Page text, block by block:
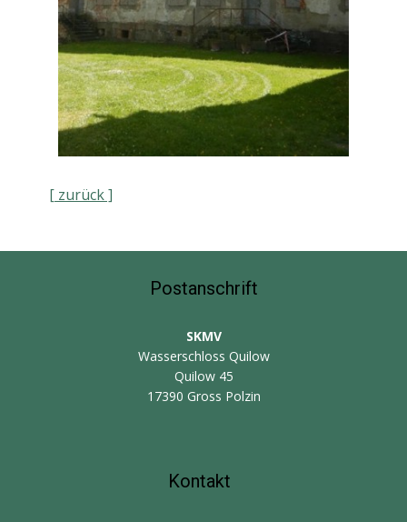
[ zurück ]
Postanschrift
SKMV
Wasserschloss Quilow
Quilow 45
17390 Gross Polzin
Kontakt